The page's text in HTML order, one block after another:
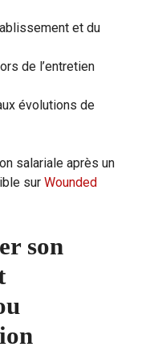
et du
de l’entretien
évolutions de
salariale après un
sur Wounded
son